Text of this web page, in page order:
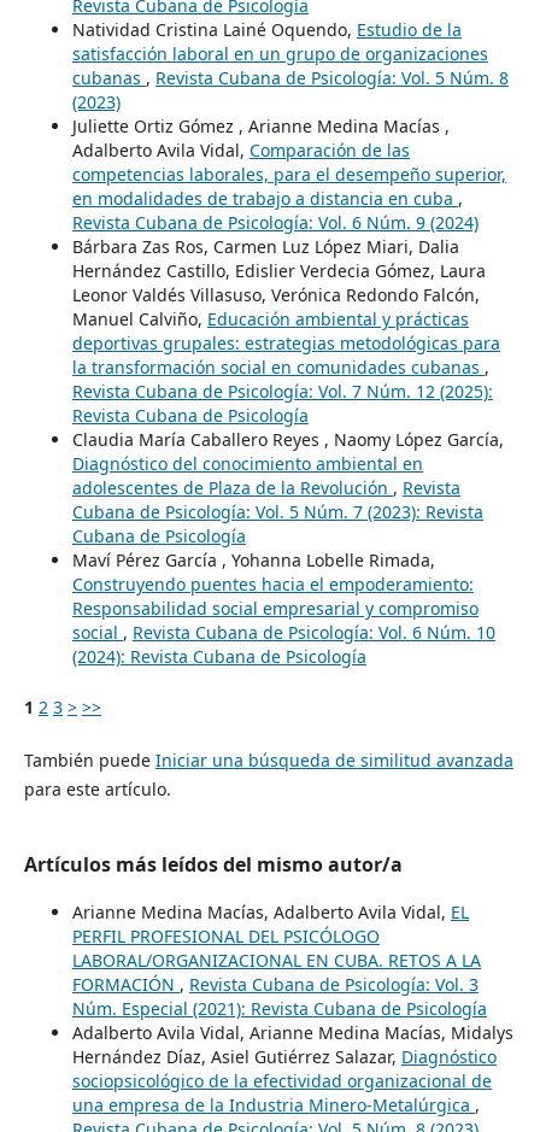
Revista Cubana de Psicología
Natividad Cristina Lainé Oquendo, Estudio de la
satisfacción laboral en un grupo de organizaciones
cubanas , Revista Cubana de Psicología: Vol. 5 Núm. 8
(2023)
Juliette Ortiz Gómez , Arianne Medina Macías ,
Adalberto Avila Vidal, Comparación de las
competencias laborales, para el desempeño superior,
en modalidades de trabajo a distancia en cuba ,
Revista Cubana de Psicología: Vol. 6 Núm. 9 (2024)
Bárbara Zas Ros, Carmen Luz López Miari, Dalia
Hernández Castillo, Edislier Verdecia Gómez, Laura
Leonor Valdés Villasuso, Verónica Redondo Falcón,
Manuel Calviño, Educación ambiental y prácticas
deportivas grupales: estrategias metodológicas para
la transformación social en comunidades cubanas ,
Revista Cubana de Psicología: Vol. 7 Núm. 12 (2025):
Revista Cubana de Psicología
Claudia María Caballero Reyes , Naomy López García,
Diagnóstico del conocimiento ambiental en
adolescentes de Plaza de la Revolución , Revista
Cubana de Psicología: Vol. 5 Núm. 7 (2023): Revista
Cubana de Psicología
Maví Pérez García , Yohanna Lobelle Rimada,
Construyendo puentes hacia el empoderamiento:
Responsabilidad social empresarial y compromiso
social , Revista Cubana de Psicología: Vol. 6 Núm. 10
(2024): Revista Cubana de Psicología
1 2 3 > >>
También puede Iniciar una búsqueda de similitud avanzada
para este artículo.
Artículos más leídos del mismo autor/a
Arianne Medina Macías, Adalberto Avila Vidal, EL
PERFIL PROFESIONAL DEL PSICÓLOGO
LABORAL/ORGANIZACIONAL EN CUBA. RETOS A LA
FORMACIÓN , Revista Cubana de Psicología: Vol. 3
Núm. Especial (2021): Revista Cubana de Psicología
Adalberto Avila Vidal, Arianne Medina Macías, Midalys
Hernández Díaz, Asiel Gutiérrez Salazar, Diagnóstico
sociopsicológico de la efectividad organizacional de
una empresa de la Industria Minero-Metalúrgica ,